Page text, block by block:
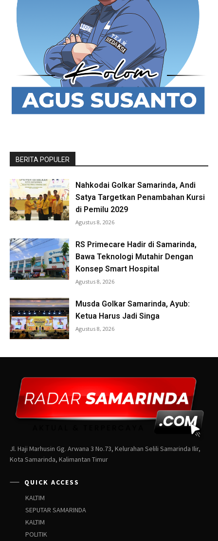
Jl. Haji Marhusin Gg. Arwana 3 No.73, Kelurahan Selili Samarinda Ilir,
Kota Samarinda, Kalimantan Timur
QUICK ACCESS
KALTIM
SEPUTAR SAMARINDA
KALTIM
POLITIK